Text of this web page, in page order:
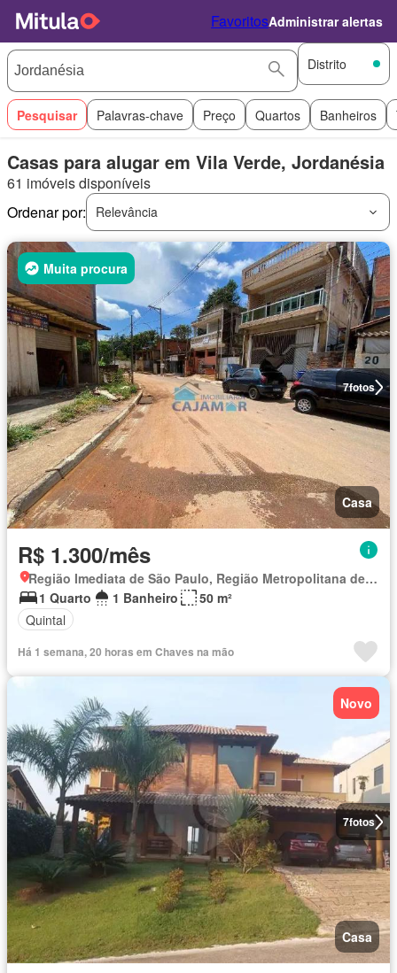
FavoritosAdministrar alertas
Distrito
Pesquisar Palavras-chave Preço Quartos Banheiros
Casas para alugar em Vila Verde, Jordanésia
61 imóveis disponíveis
Ordenar por:
Relevância
7fotos
Muita procura
Casa
R$ 1.300/mês
Região Imediata de São Paulo, Região Metropolitana de São Paulo
1 Quarto
1 Banheiro
50 m²
Quintal
Há 1 semana, 20 horas em Chaves na mão
7fotos
Novo
Casa